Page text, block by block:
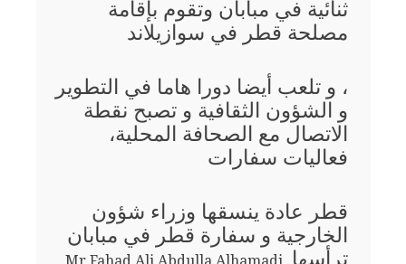
ثنائية في مبابان وتقوم بإقامة
مصلحة قطر في سوازيلاند
، و تلعب أيضا دورا هاما في التطوير
و الشؤون الثقافية و تصبح نقطة
الاتصال مع الصحافة المحلية،
فعاليات سفارات
قطر عادة ينسقها وزراء شؤون
الخارجية و سفارة قطر في مبابان
ترأسها